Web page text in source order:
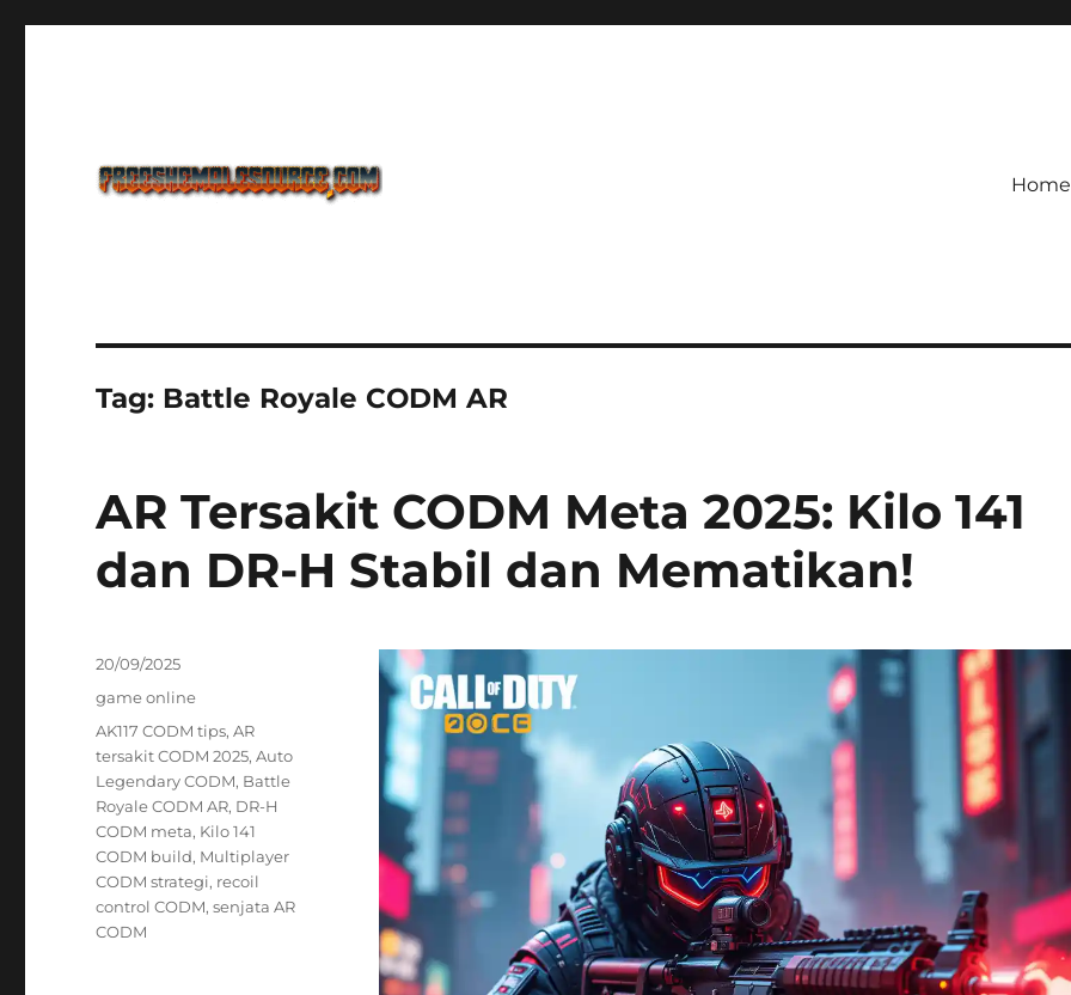
Home
Tag: Battle Royale CODM AR
AR Tersakit CODM Meta 2025: Kilo 141
dan DR-H Stabil dan Mematikan!
Posted
20/09/2025
Categories
game online
Tags
AK117 CODM tips,AR
tersakit CODM 2025,Auto
Legendary CODM, Battle
Royale CODM AR, DR-H
CODM meta, Kilo 141
CODM build, Multiplayer
CODM strategi, recoil
control CODM,senjata AR
CODM